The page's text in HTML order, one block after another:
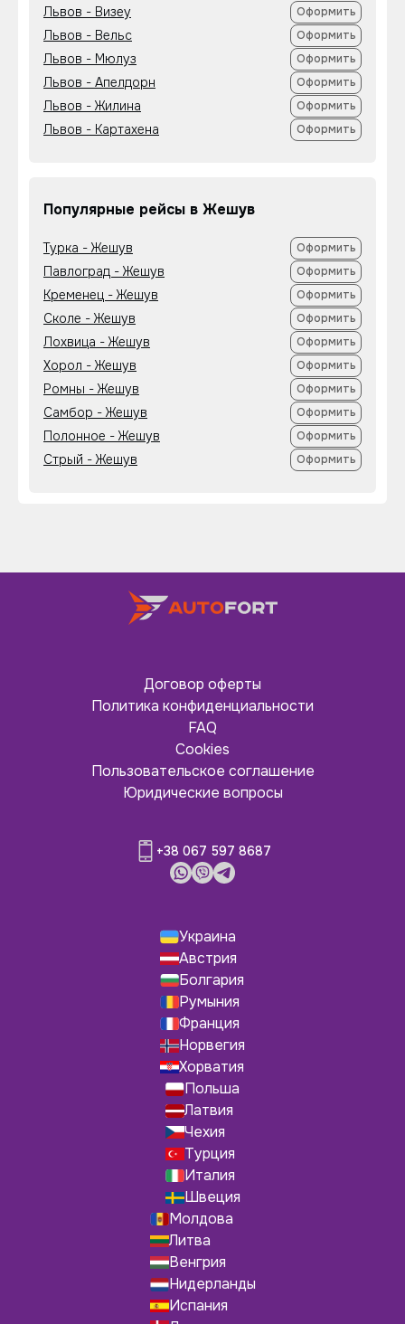
Львов - Визеу Оформить
Львов - Вельс Оформить
Львов - Мюлуз Оформить
Львов - Апелдорн Оформить
Львов - Жилина Оформить
Львов - Картахена Оформить
Популярные рейсы в Жешув
Турка - Жешув Оформить
Павлоград - Жешув Оформить
Кременец - Жешув Оформить
Сколе - Жешув Оформить
Лохвица - Жешув Оформить
Хорол - Жешув Оформить
Ромны - Жешув Оформить
Самбор - Жешув Оформить
Полонное - Жешув Оформить
Стрый - Жешув Оформить
Договор оферты
Политика конфиденциальности
FAQ
Cookies
Пользовательское соглашение
Юридические вопросы
+38 067 597 8687
Украина
Австрия
Болгария
Румыния
Франция
Норвегия
Хорватия
Польша
Латвия
Чехия
Турция
Италия
Швеция
Молдова
Литва
Венгрия
Нидерланды
Испания